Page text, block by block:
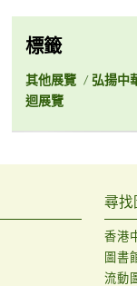
標籤
其他展覽 / 弘揚中
迴展覽
尋找
香港
圖書
流動